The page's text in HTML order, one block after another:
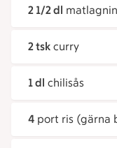
2 1/2 dl
2 tsk curry
1 dl chilisås
4 port ris (gärna